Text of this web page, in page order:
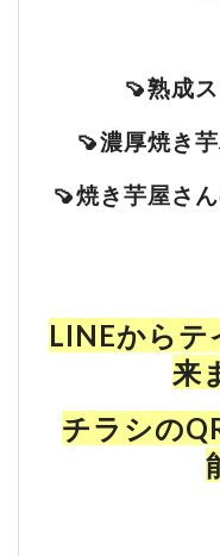
🍠熟成
🍠濃厚焼き
🍠焼き芋屋さ
LINEからテ
来
チラシの